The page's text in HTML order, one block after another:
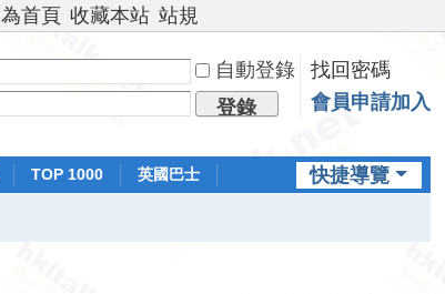
首頁 收藏本站 站規
自動登錄
找回密碼
登錄 會員申請加入
快捷導覽
TOP 1000
英國巴士